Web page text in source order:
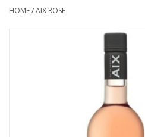
HOME/AIX ROSE